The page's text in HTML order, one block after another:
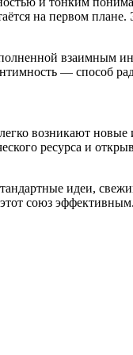
на первом плане.
взаимным
— способ
возникают
ресурса и
идеи,
союз